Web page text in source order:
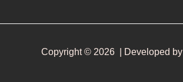
Copyright © 2026 | Developed by